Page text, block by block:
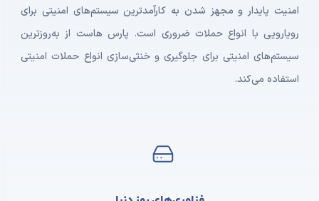
امنیت پایدار و مجهز شدن به کارآمدترین سیستم‌های امنیتی برای
رویارویی با انواع حملات ضروری است. پارس هاست از به‌روزترین
سیستم‌های امنیتی برای جلوگیری و خنثی‌سازی انواع حملات امنیتی
استفاده می‌کند.